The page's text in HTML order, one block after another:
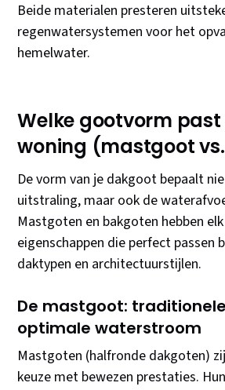
Beide materialen presteren
regenwatersystemen voor het
hemelwater.
Welke gootvorm past
woning (mastgoot
De vorm van je dakgoot bepaalt
uitstraling, maar ook de
Mastgoten en bakgoten hebben
eigenschappen die perfect passen
daktypen en architectuurstijlen.
De mastgoot:
optimale waterstroom
Mastgoten (halfronde dakgoten)
keuze met bewezen prestaties.